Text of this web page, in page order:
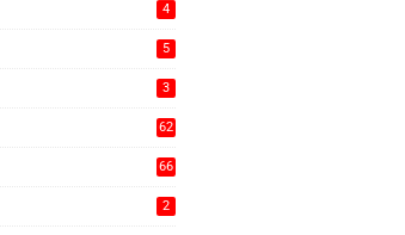
4
5
3
62
66
2